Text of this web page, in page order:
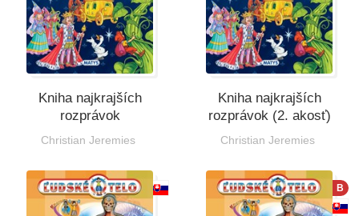
Kniha najkrajších
rozprávok
Christian Jeremies
Kniha najkrajších
rozprávok (2. akosť)
Christian Jeremies
B